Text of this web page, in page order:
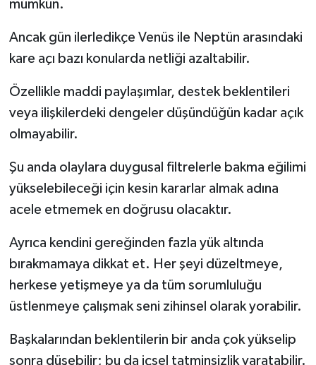
mümkün.
Ancak gün ilerledikçe Venüs ile Neptün arasındaki
kare açı bazı konularda netliği azaltabilir.
Özellikle maddi paylaşımlar, destek beklentileri
veya ilişkilerdeki dengeler düşündüğün kadar açık
olmayabilir.
Şu anda olaylara duygusal filtrelerle bakma eğilimi
yükselebileceği için kesin kararlar almak adına
acele etmemek en doğrusu olacaktır.
Ayrıca kendini gereğinden fazla yük altında
bırakmamaya dikkat et. Her şeyi düzeltmeye,
herkese yetişmeye ya da tüm sorumluluğu
üstlenmeye çalışmak seni zihinsel olarak yorabilir.
Başkalarından beklentilerin bir anda çok yükselip
sonra düşebilir; bu da içsel tatminsizlik yaratabilir.